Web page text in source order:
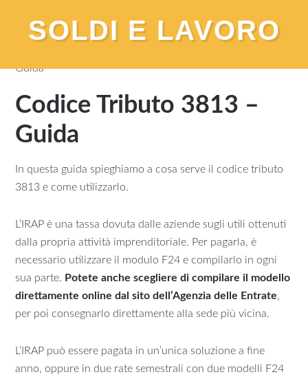
SOLDI E LAVORO
Guida
Codice Tributo 3813 –
Guida
In questa guida spieghiamo a cosa serve il codice tributo
3813 e come utilizzarlo.
L’IRAP è una tassa dovuta dalle aziende sugli utili ottenuti
dalla propria attività imprenditoriale. Per pagarla, è
necessario utilizzare il modulo F24 e compilarlo in ogni
sua parte. Potete anche scegliere di compilare il modello
direttamente online dal sito dell’Agenzia delle Entrate,
per poi consegnarlo direttamente alla sede più vicina.
L’IRAP può essere pagata in un’unica soluzione a fine
anno, oppure in due rate semestrali con due modelli F24